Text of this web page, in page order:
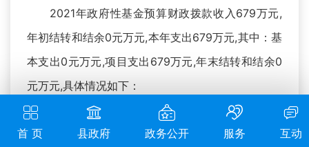
首 页 县政府 政务公开 服务 互动
2021年政府性基金预算财政拨款收入679万元,
年初结转和结余0元万元,本年支出679万元,其中：基
本支出0元万元,项目支出679万元,年末结转和结余0
元万元,具体情况如下：
社会保障和就业支出（类）大中型水库移民后期
扶持基金支出（款）移民补助（项）。年初预算为0